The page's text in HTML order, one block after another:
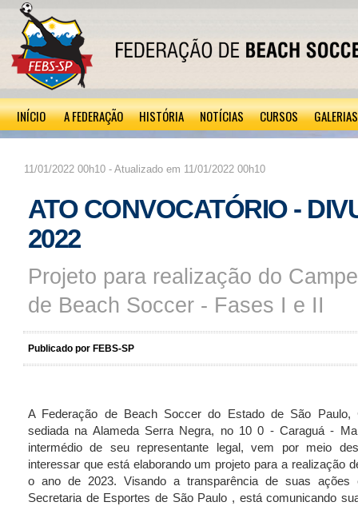
INÍCIO A FEDERAÇÃO HISTÓRIA NOTÍCIAS CURSOS GALERIAS
11/01/2022 00h10 - Atualizado em 11/01/2022 00h10
ATO CONVOCATÓRIO -
2022
Projeto para realização do
de Beach Soccer - Fases I e II
Publicado por FEBS-SP
A Federação de Beach Soccer do Estado de São Paulo,
sediada na Alameda Serra Negra, no 10 0 - Caraguá -
intermédio de seu representante legal, vem por meio
interessar que está elaborando um projeto para a realização
o ano de 2023. Visando a transparência de suas ações
Secretaria de Esportes de São Paulo , está comunicando